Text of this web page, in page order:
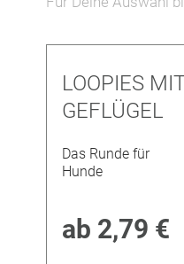
LOOPIES
GEFLÜGEL
Das Runde für
Hunde
ab 2,79 €